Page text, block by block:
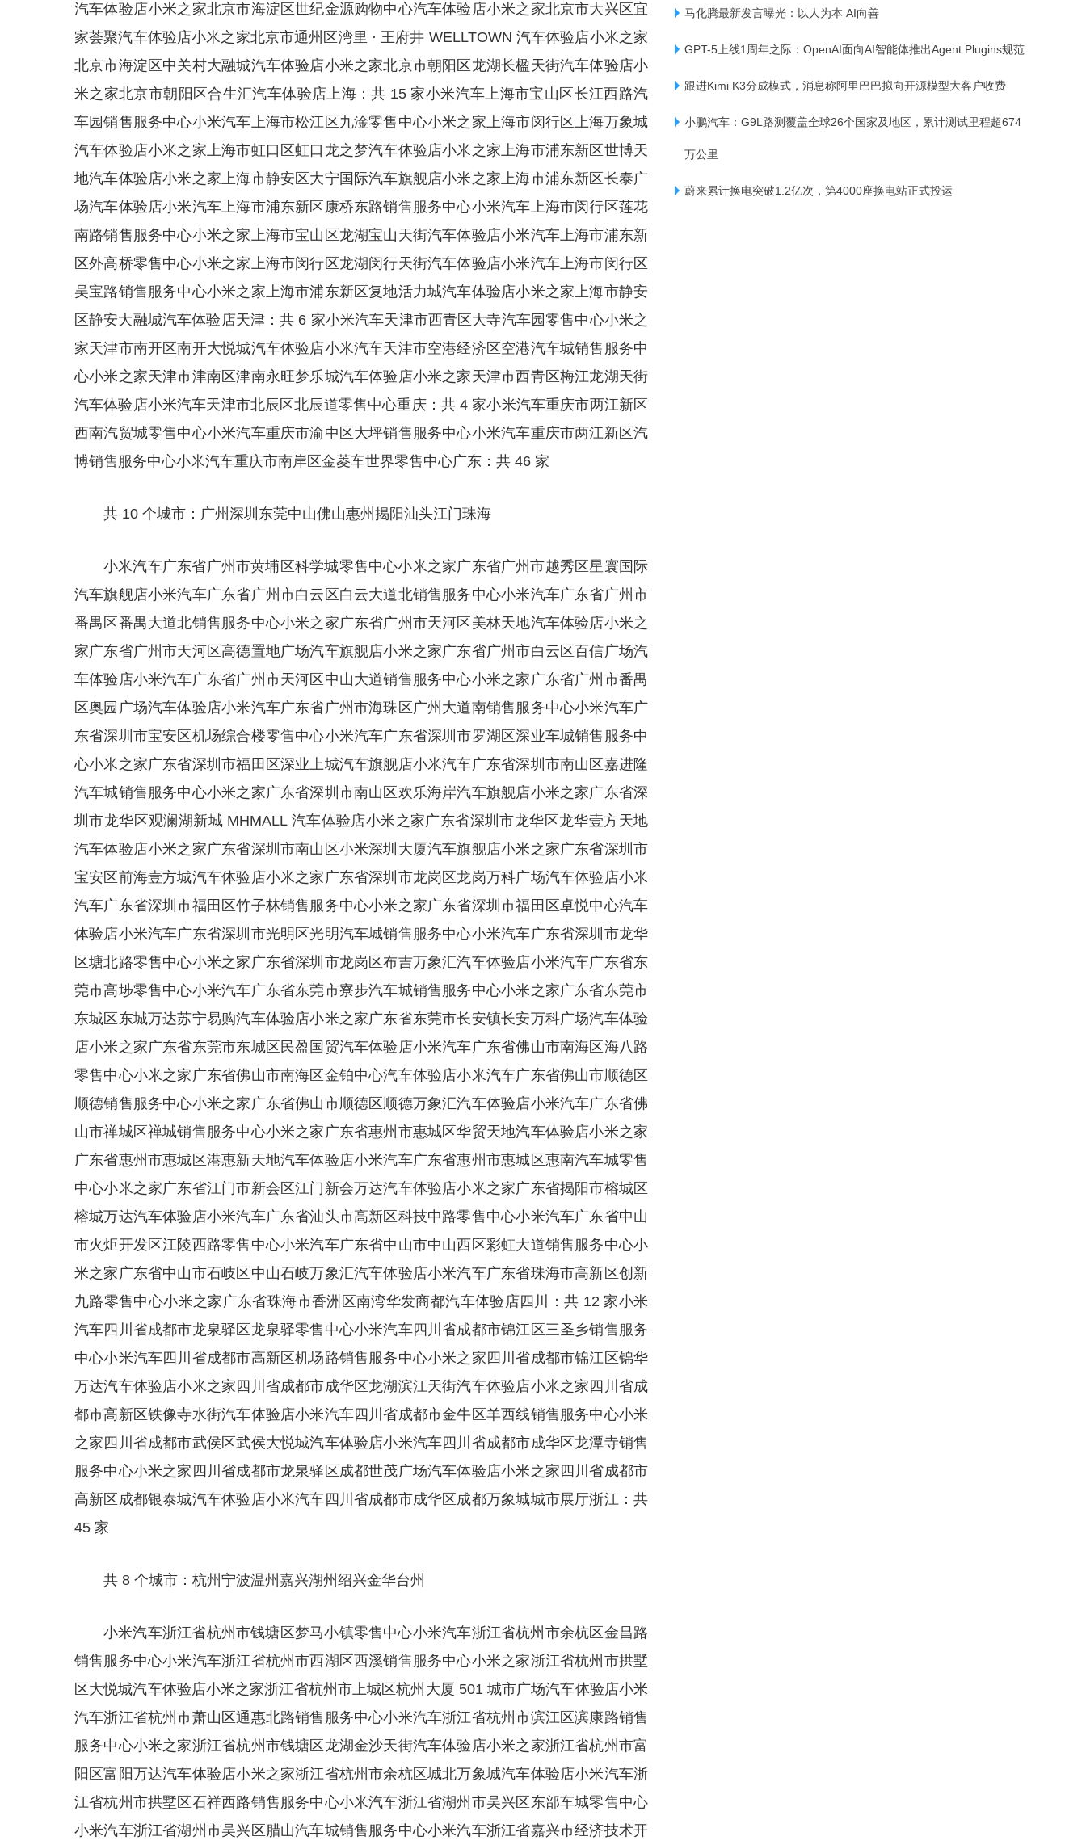
汽车体验店小米之家北京市海淀区世纪金源购物中心汽车体验店小米之家北京市大兴区宜
家荟聚汽车体验店小米之家北京市通州区湾里 · 王府井 WELLTOWN 汽车体验店小米之家
北京市海淀区中关村大融城汽车体验店小米之家北京市朝阳区龙湖长楹天街汽车体验店小
米之家北京市朝阳区合生汇汽车体验店上海：共 15 家小米汽车上海市宝山区长江西路汽
车园销售服务中心小米汽车上海市松江区九淦零售中心小米之家上海市闵行区上海万象城
汽车体验店小米之家上海市虹口区虹口龙之梦汽车体验店小米之家上海市浦东新区世博天
地汽车体验店小米之家上海市静安区大宁国际汽车旗舰店小米之家上海市浦东新区长泰广
场汽车体验店小米汽车上海市浦东新区康桥东路销售服务中心小米汽车上海市闵行区莲花
南路销售服务中心小米之家上海市宝山区龙湖宝山天街汽车体验店小米汽车上海市浦东新
区外高桥零售中心小米之家上海市闵行区龙湖闵行天街汽车体验店小米汽车上海市闵行区
吴宝路销售服务中心小米之家上海市浦东新区复地活力城汽车体验店小米之家上海市静安
区静安大融城汽车体验店天津：共 6 家小米汽车天津市西青区大寺汽车园零售中心小米之
家天津市南开区南开大悦城汽车体验店小米汽车天津市空港经济区空港汽车城销售服务中
心小米之家天津市津南区津南永旺梦乐城汽车体验店小米之家天津市西青区梅江龙湖天街
汽车体验店小米汽车天津市北辰区北辰道零售中心重庆：共 4 家小米汽车重庆市两江新区
西南汽贸城零售中心小米汽车重庆市渝中区大坪销售服务中心小米汽车重庆市两江新区汽
博销售服务中心小米汽车重庆市南岸区金菱车世界零售中心广东：共 46 家
共 10 个城市：广州深圳东莞中山佛山惠州揭阳汕头江门珠海
小米汽车广东省广州市黄埔区科学城零售中心小米之家广东省广州市越秀区星寰国际
汽车旗舰店小米汽车广东省广州市白云区白云大道北销售服务中心小米汽车广东省广州市
番禺区番禺大道北销售服务中心小米之家广东省广州市天河区美林天地汽车体验店小米之
家广东省广州市天河区高德置地广场汽车旗舰店小米之家广东省广州市白云区百信广场汽
车体验店小米汽车广东省广州市天河区中山大道销售服务中心小米之家广东省广州市番禺
区奥园广场汽车体验店小米汽车广东省广州市海珠区广州大道南销售服务中心小米汽车广
东省深圳市宝安区机场综合楼零售中心小米汽车广东省深圳市罗湖区深业车城销售服务中
心小米之家广东省深圳市福田区深业上城汽车旗舰店小米汽车广东省深圳市南山区嘉进隆
汽车城销售服务中心小米之家广东省深圳市南山区欢乐海岸汽车旗舰店小米之家广东省深
圳市龙华区观澜湖新城 MHMALL 汽车体验店小米之家广东省深圳市龙华区龙华壹方天地
汽车体验店小米之家广东省深圳市南山区小米深圳大厦汽车旗舰店小米之家广东省深圳市
宝安区前海壹方城汽车体验店小米之家广东省深圳市龙岗区龙岗万科广场汽车体验店小米
汽车广东省深圳市福田区竹子林销售服务中心小米之家广东省深圳市福田区卓悦中心汽车
体验店小米汽车广东省深圳市光明区光明汽车城销售服务中心小米汽车广东省深圳市龙华
区塘北路零售中心小米之家广东省深圳市龙岗区布吉万象汇汽车体验店小米汽车广东省东
莞市高埗零售中心小米汽车广东省东莞市寮步汽车城销售服务中心小米之家广东省东莞市
东城区东城万达苏宁易购汽车体验店小米之家广东省东莞市长安镇长安万科广场汽车体验
店小米之家广东省东莞市东城区民盈国贸汽车体验店小米汽车广东省佛山市南海区海八路
零售中心小米之家广东省佛山市南海区金铂中心汽车体验店小米汽车广东省佛山市顺德区
顺德销售服务中心小米之家广东省佛山市顺德区顺德万象汇汽车体验店小米汽车广东省佛
山市禅城区禅城销售服务中心小米之家广东省惠州市惠城区华贸天地汽车体验店小米之家
广东省惠州市惠城区港惠新天地汽车体验店小米汽车广东省惠州市惠城区惠南汽车城零售
中心小米之家广东省江门市新会区江门新会万达汽车体验店小米之家广东省揭阳市榕城区
榕城万达汽车体验店小米汽车广东省汕头市高新区科技中路零售中心小米汽车广东省中山
市火炬开发区江陵西路零售中心小米汽车广东省中山市中山西区彩虹大道销售服务中心小
米之家广东省中山市石岐区中山石岐万象汇汽车体验店小米汽车广东省珠海市高新区创新
九路零售中心小米之家广东省珠海市香洲区南湾华发商都汽车体验店四川：共 12 家小米
汽车四川省成都市龙泉驿区龙泉驿零售中心小米汽车四川省成都市锦江区三圣乡销售服务
中心小米汽车四川省成都市高新区机场路销售服务中心小米之家四川省成都市锦江区锦华
万达汽车体验店小米之家四川省成都市成华区龙湖滨江天街汽车体验店小米之家四川省成
都市高新区铁像寺水街汽车体验店小米汽车四川省成都市金牛区羊西线销售服务中心小米
之家四川省成都市武侯区武侯大悦城汽车体验店小米汽车四川省成都市成华区龙潭寺销售
服务中心小米之家四川省成都市龙泉驿区成都世茂广场汽车体验店小米之家四川省成都市
高新区成都银泰城汽车体验店小米汽车四川省成都市成华区成都万象城城市展厅浙江：共
45 家
共 8 个城市：杭州宁波温州嘉兴湖州绍兴金华台州
小米汽车浙江省杭州市钱塘区梦马小镇零售中心小米汽车浙江省杭州市余杭区金昌路
销售服务中心小米汽车浙江省杭州市西湖区西溪销售服务中心小米之家浙江省杭州市拱墅
区大悦城汽车体验店小米之家浙江省杭州市上城区杭州大厦 501 城市广场汽车体验店小米
汽车浙江省杭州市萧山区通惠北路销售服务中心小米汽车浙江省杭州市滨江区滨康路销售
服务中心小米之家浙江省杭州市钱塘区龙湖金沙天街汽车体验店小米之家浙江省杭州市富
阳区富阳万达汽车体验店小米之家浙江省杭州市余杭区城北万象城汽车体验店小米汽车浙
江省杭州市拱墅区石祥西路销售服务中心小米汽车浙江省湖州市吴兴区东部车城零售中心
小米汽车浙江省湖州市吴兴区腊山汽车城销售服务中心小米汽车浙江省嘉兴市经济技术开
马化腾最新发言曝光：以人为本 AI向善
GPT-5上线1周年之际：OpenAI面向AI智能体推出Agent Plugins规范
跟进Kimi K3分成模式，消息称阿里巴巴拟向开源模型大客户收费
小鹏汽车：G9L路测覆盖全球26个国家及地区，累计测试里程超674
万公里
蔚来累计换电突破1.2亿次，第4000座换电站正式投运